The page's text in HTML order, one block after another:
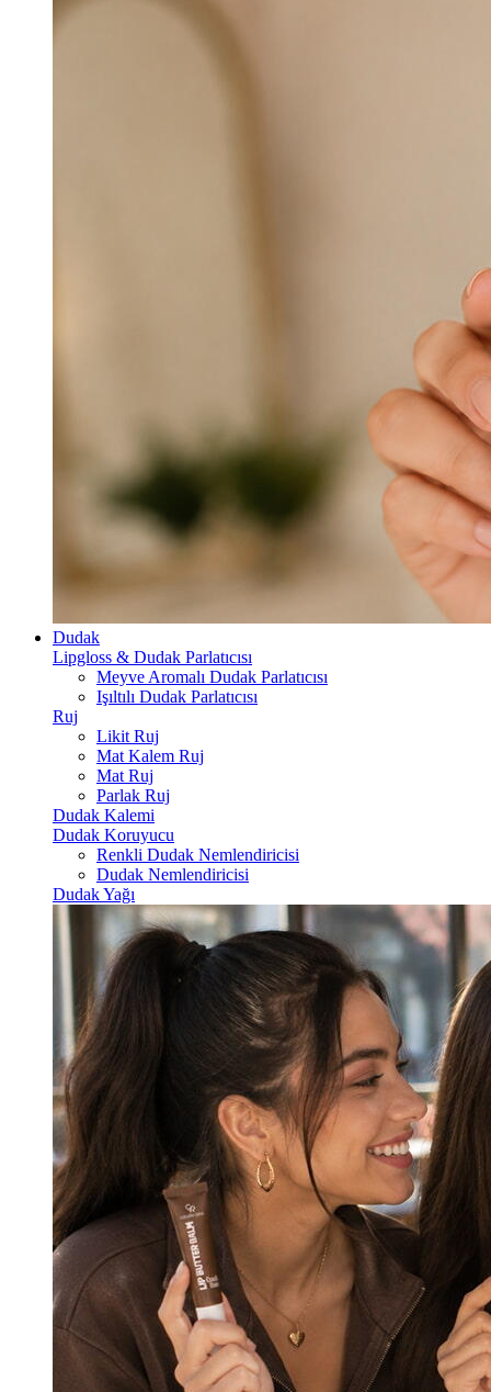
Dudak
Lipgloss & Dudak Parlatıcısı
Meyve Aromalı Dudak Parlatıcısı
Işıltılı Dudak Parlatıcısı
Ruj
Likit Ruj
Mat Kalem Ruj
Mat Ruj
Parlak Ruj
Dudak Kalemi
Dudak Koruyucu
Renkli Dudak Nemlendiricisi
Dudak Nemlendiricisi
Dudak Yağı